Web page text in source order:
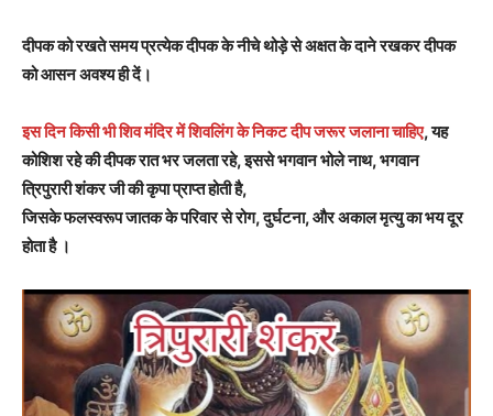
दीपक को रखते समय प्रत्येक दीपक के नीचे थोड़े से अक्षत के दाने रखकर दीपक
को आसन अवश्य ही दें।
इस दिन किसी भी शिव मंदिर में शिवलिंग के निकट दीप जरूर जलाना चाहिए, यह
कोशिश रहे की दीपक रात भर जलता रहे, इससे भगवान भोले नाथ, भगवान
त्रिपुरारी शंकर जी की कृपा प्राप्त होती है,
जिसके फलस्वरूप जातक के परिवार से रोग, दुर्घटना, और अकाल मृत्यु का भय दूर
होता है ।